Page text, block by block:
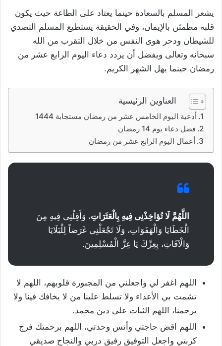
يشعر المسلم بالسعادة حينما يعتاد على الطاعة حيث يكون
قلبه مطمئن بالإيمان، وفي الحقيقة يستطيع المسلم التصدي
للشيطان ودحر هوى النفس من خلال التقرب من الله
سبحانه وتعالى ويفضل أن يردد دعاء اليوم الرابع عشر من
رمضان حينما يهل الشهر الكريم.
العناوين الرئيسية
أدعية اليوم الخامس عشر من رمضان مستجابة 1444
فضل دعاء يوم 14 رمضان
أعمال اليوم الرابع عشر من رمضان
اللَّهُمَّ لَا تُؤاخِذْنِى فِيهِ بِالْعَثَرَاتِ، وَأَقِلْنِى فِيهِ مِنَ
الْخَطَايَا وَالْهَفَوَاتِ، وَلَا تَجْعَلْنِى غَرَضاً لِلْبَلَايَا
وَالْآفَاتِ، بِعِزِّكَ يَا عِزَّ الْمُسْلِمِينَ.
اللهم اغفر لي واجعلني من المجبورة قلوبهم، اللهم لا
تشمت بي الأعداء ولا تسلط علينا من لا يخافك فينا ولا
يرحمنا، اللهم الثبات على دين محمد.
اللهم اقض حاجتي وأنس وحدتي، اللهم برحمتك فرج
كربتي واجعل التوفيق رفيق دربي والنجاح صديقي